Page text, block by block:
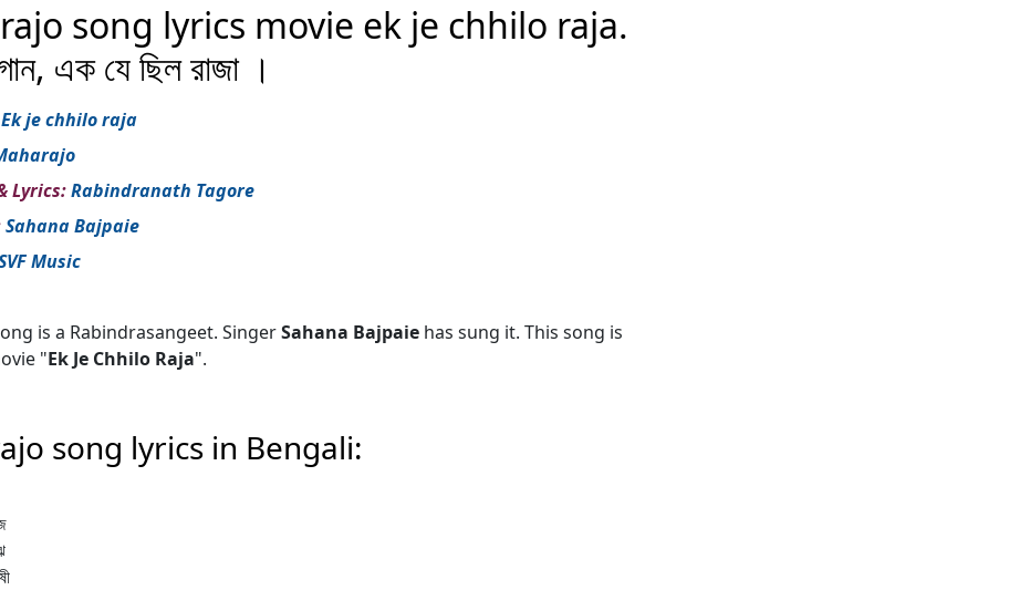
song lyrics movie ek je chhilo raja.
এক যে ছিল রাজা ।
Ek je chhilo raja
Lyrics:Rabindranath Tagore
Sahana Bajpaie
Music
is a Rabindrasangeet. SingerSahana Bajpaie has sung it. This song is
"Ek Je Chhilo Raja".
song lyrics in Bengali: